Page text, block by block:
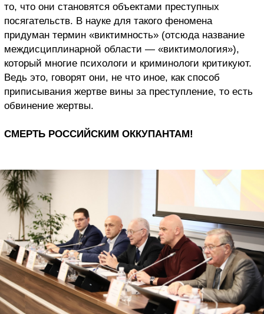
то, что они становятся объектами преступных
посягательств. В науке для такого феномена
придуман термин «виктимность» (отсюда название
междисциплинарной области — «виктимология»),
который многие психологи и криминологи критикуют.
Ведь это, говорят они, не что иное, как способ
приписывания жертве вины за преступление, то есть
обвинение жертвы.
СМЕРТЬ РОССИЙСКИМ ОККУПАНТАМ!